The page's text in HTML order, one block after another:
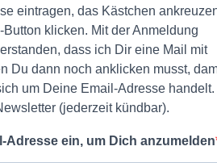
eintragen, das Kästchen
klicken. Mit der Anmeldung
dass ich Dir eine Mail mit
Du dann noch anklicken musst,
um Deine Email-Adresse handelt.
(jederzeit kündbar).
Adresse ein, um Dich anzumelden